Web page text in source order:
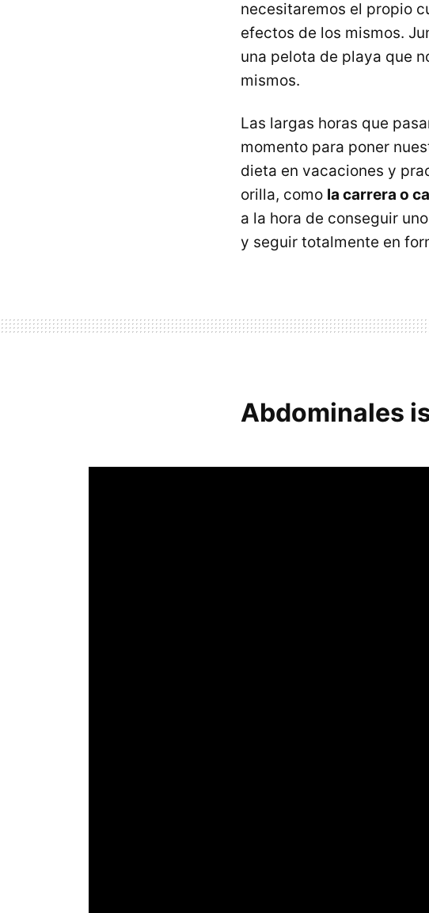
necesitaremos el propio
efectos de los mismos.
una pelota de playa que
mismos.
Las largas horas que
momento para poner
dieta en vacaciones y
orilla, como la carrera o
a la hora de conseguir
y seguir totalmente en
Abdominales